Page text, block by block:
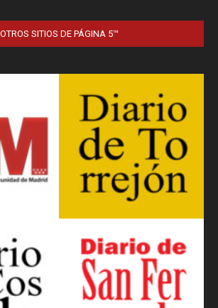
OTROS SITIOS DE PÁGINA 5™